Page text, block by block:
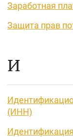
Заработная
Защита прав
И
(ИНН)
Идентификация